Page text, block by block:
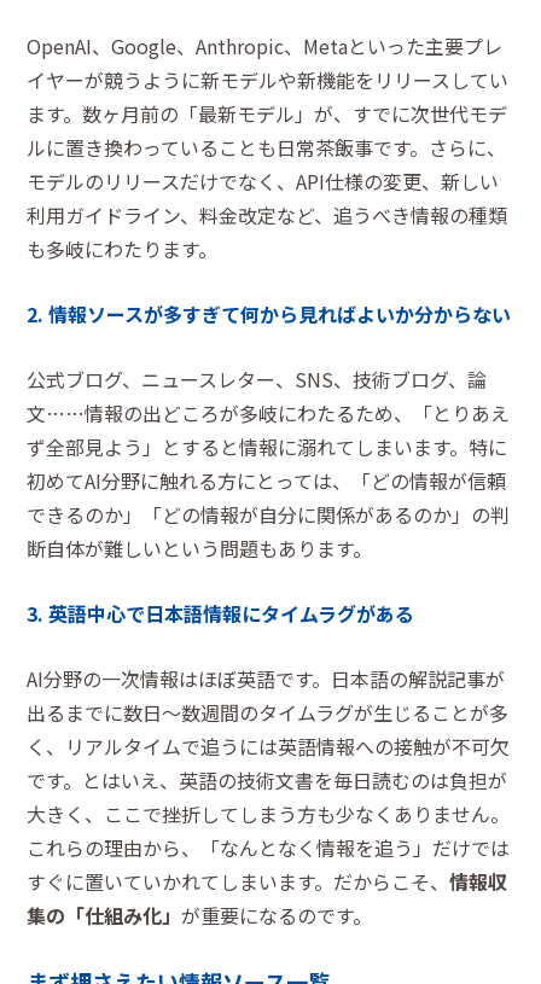
OpenAI、Google、Anthropic、Metaといった主要プレ
イヤーが競うように新モデルや新機能をリリースしてい
ます。数ヶ月前の「最新モデル」が、すでに次世代モデ
ルに置き換わっていることも日常茶飯事です。さらに、
モデルのリリースだけでなく、API仕様の変更、新しい
利用ガイドライン、料金改定など、追うべき情報の種類
も多岐にわたります。
2. 情報ソースが多すぎて何から見ればよいか分からない
公式ブログ、ニュースレター、SNS、技術ブログ、論
文……情報の出どころが多岐にわたるため、「とりあえ
ず全部見よう」とすると情報に溺れてしまいます。特に
初めてAI分野に触れる方にとっては、「どの情報が信頼
できるのか」「どの情報が自分に関係があるのか」の判
断自体が難しいという問題もあります。
3. 英語中心で日本語情報にタイムラグがある
AI分野の一次情報はほぼ英語です。日本語の解説記事が
出るまでに数日〜数週間のタイムラグが生じることが多
く、リアルタイムで追うには英語情報への接触が不可欠
です。とはいえ、英語の技術文書を毎日読むのは負担が
大きく、ここで挫折してしまう方も少なくありません。
これらの理由から、「なんとなく情報を追う」だけでは
すぐに置いていかれてしまいます。だからこそ、 情報収
集の「仕組み化」 が重要になるのです。